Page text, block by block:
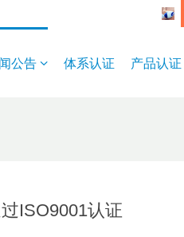
公告 体系认证 产品认证
ISO9001认证